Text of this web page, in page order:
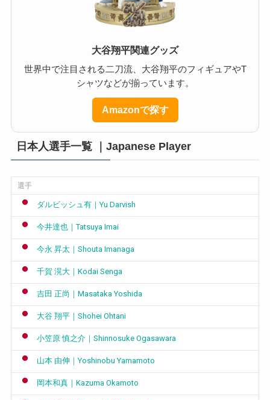
大谷翔平関連グッズ
世界中で注目される二刀流、大谷翔平のフィギュアやT
シャツなどが揃っています。
Amazonで探す
日本人選手一覧 ｜Japanese Player
選手
ダルビッシュ有｜Yu Darvish
今井達也｜Tatsuya Imai
今永 昇太｜Shouta Imanaga
千賀 滉大｜Kodai Senga
吉田 正尚｜Masataka Yoshida
大谷 翔平｜Shohei Ohtani
小笠原 慎之介｜Shinnosuke Ogasawara
山本 由伸｜Yoshinobu Yamamoto
岡本和真｜Kazuma Okamoto